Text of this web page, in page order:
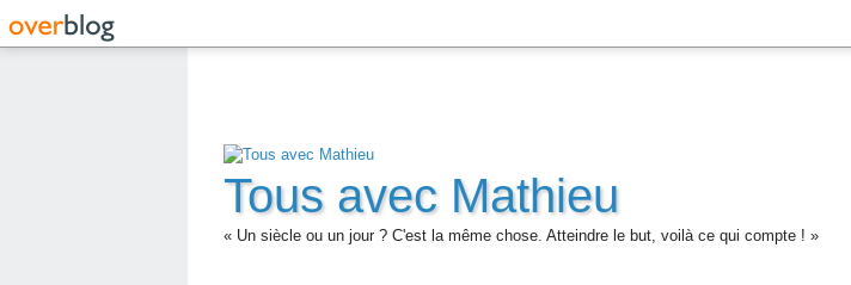
Tous avec Mathieu
« Un siècle ou un jour ? C'est la même chose. Atteindre le but, voilà ce qui compte ! »